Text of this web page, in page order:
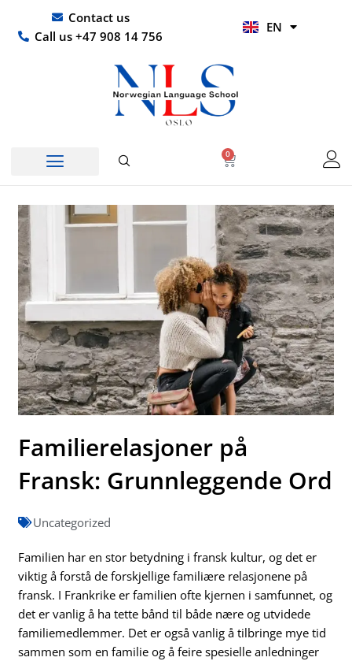
content
Contact us
Call us +47 908 14 756
EN
HI
0
Basket
Familierelasjoner på
Fransk: Grunnleggende Ord
Uncategorized
Familien har en stor betydning i fransk kultur, og det er
viktig å forstå de forskjellige familiære relasjonene på
fransk. I Frankrike er familien ofte kjernen i samfunnet, og
det er vanlig å ha tette bånd til både nære og utvidede
familiemedlemmer. Det er også vanlig å tilbringe mye tid
sammen som en familie og å feire spesielle anledninger